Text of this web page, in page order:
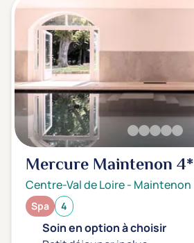
Mercure Maintenon4*
Centre-Val de Loire- Maintenon
Spa 4
Soin en option à choisir